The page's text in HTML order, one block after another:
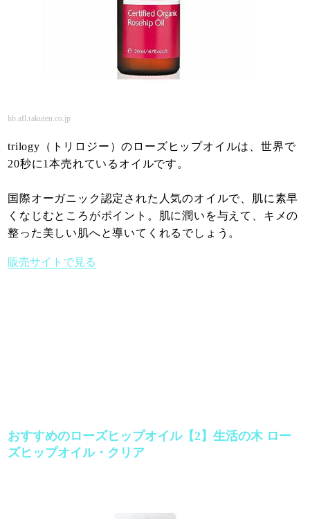
hb.afl.rakuten.co.jp
trilogy（トリロジー）のローズヒップオイルは、世界で
20秒に1本売れているオイルです。
国際オーガニック認定された人気のオイルで、肌に素早
くなじむところがポイント。肌に潤いを与えて、キメの
整った美しい肌へと導いてくれるでしょう。
販売サイトで見る
おすすめのローズヒップオイル【2】生活の木 ロー
ズヒップオイル・クリア